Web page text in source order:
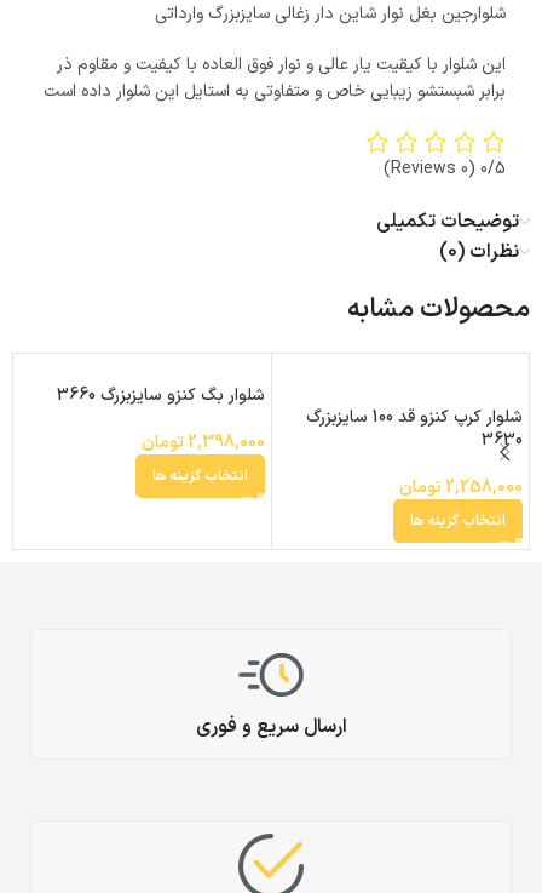
شلوارجین بغل نوار شاین دار زغالی سایزبزرگ وارداتی
این شلوار با کیقیت یار عالی و نوار فوق العاده با کیفیت و مقاوم ذر
برابر شبستشو زیبایی خاص و متفاوتی به استایل این شلوار داده است
0/5
(0 Reviews)
توضیحات تکمیلی
نظرات (0)
محصولات مشابه
شلوار کرپ کنزو قد 100 سایزبزرگ
3630
2,258,000تومان
انتخاب گزینه ها
شلوار بگ کنزو سایزبزرگ 3660
2,398,000تومان
انتخاب گزینه ها
ارسال سریع و فوری